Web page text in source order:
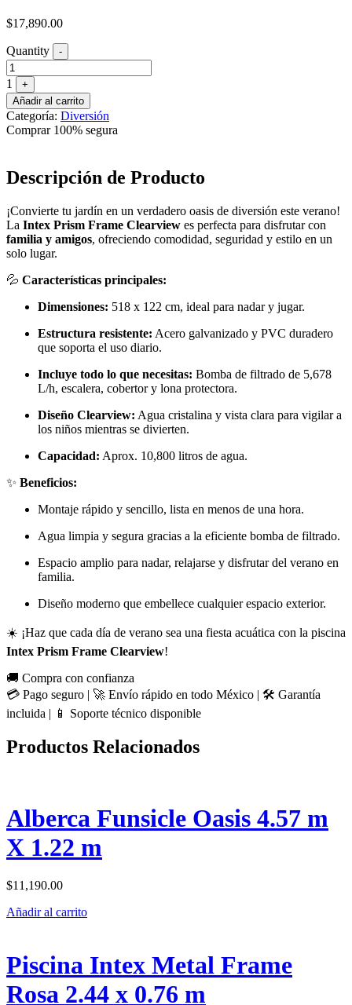
$17,890.00
Quantity -
1
+
Añadir al carrito
Categoría: Diversión
Comprar 100% segura
Descripción de Producto
¡Convierte tu jardín en un verdadero oasis de diversión este verano!
La Intex Prism Frame Clearview es perfecta para disfrutar con
familia y amigos, ofreciendo comodidad, seguridad y estilo en un
solo lugar.
💦 Características principales:
Dimensiones: 518 x 122 cm, ideal para nadar y jugar.
Estructura resistente: Acero galvanizado y PVC duradero
que soporta el uso diario.
Incluye todo lo que necesitas: Bomba de filtrado de 5,678
L/h, escalera, cobertor y lona protectora.
Diseño Clearview: Agua cristalina y vista clara para vigilar a
los niños mientras se divierten.
Capacidad: Aprox. 10,800 litros de agua.
✨ Beneficios:
Montaje rápido y sencillo, lista en menos de una hora.
Agua limpia y segura gracias a la eficiente bomba de filtrado.
Espacio amplio para nadar, relajarse y disfrutar del verano en
familia.
Diseño moderno que embellece cualquier espacio exterior.
☀️ ¡Haz que cada día de verano sea una fiesta acuática con la piscina
Intex Prism Frame Clearview!
🚚 Compra con confianza
💳 Pago seguro | 🚀 Envío rápido en todo México | 🛠️ Garantía
incluida | 📱 Soporte técnico disponible
Productos Relacionados
Alberca Funsicle Oasis 4.57 m
X 1.22 m
$11,190.00
Añadir al carrito
Piscina Intex Metal Frame
Rosa 2.44 x 0.76 m